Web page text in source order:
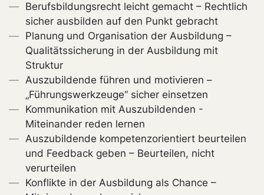
Berufsbildungsrecht leicht gemacht – Rechtlich
sicher ausbilden auf den Punkt gebracht
Planung und Organisation der Ausbildung –
Qualitätssicherung in der Ausbildung mit
Struktur
Auszubildende führen und motivieren –
„Führungswerkzeuge“ sicher einsetzen
Kommunikation mit Auszubildenden -
Miteinander reden lernen
Auszubildende kompetenzorientiert beurteilen
und Feedback geben – Beurteilen, nicht
verurteilen
Konflikte in der Ausbildung als Chance –